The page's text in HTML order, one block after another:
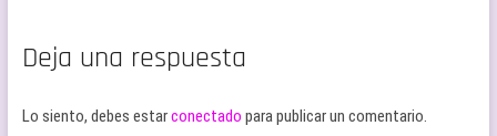
Deja una respuesta
Lo siento, debes estarconectado para publicar un comentario.